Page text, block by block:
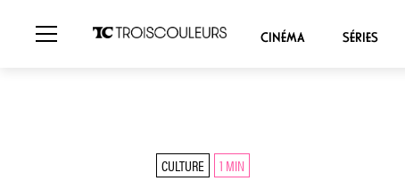
CINÉMA SÉRIES
CULTURE 1 MIN